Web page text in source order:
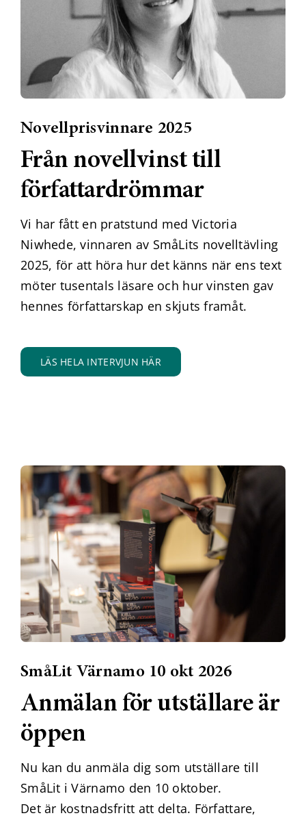
Novellprisvinnare 2025
Från novellvinst till
författardrömmar
Vi har fått en pratstund med Victoria
Niwhede, vinnaren av SmåLits novelltävling
2025, för att höra hur det känns när ens text
möter tusentals läsare och hur vinsten gav
hennes författarskap en skjuts framåt.
LÄS HELA INTERVJUN HÄR
SmåLit Värnamo 10 okt 2026
Anmälan för utställare är
öppen
Nu kan du anmäla dig som utställare till
SmåLit i Värnamo den 10 oktober.
Det är kostnadsfritt att delta. Författare,